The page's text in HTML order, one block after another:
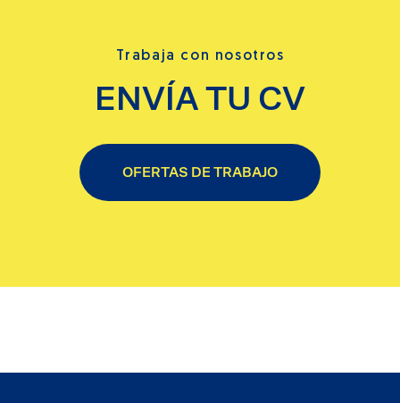
Trabaja con nosotros
ENVÍA TU CV
OFERTAS DE TRABAJO